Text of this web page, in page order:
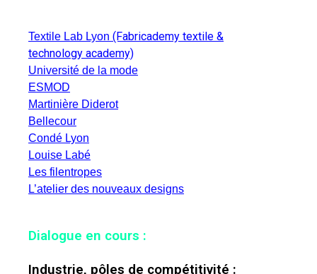
Textile Lab Lyon (Fabricademy textile &
technology academy)
Université de la mode
ESMOD
Martinière Diderot
Bellecour
Condé Lyon
Louise Labé
Les filentropes
L’atelier des nouveaux designs
Dialogue en cours :
Industrie, pôles de compétitivité :